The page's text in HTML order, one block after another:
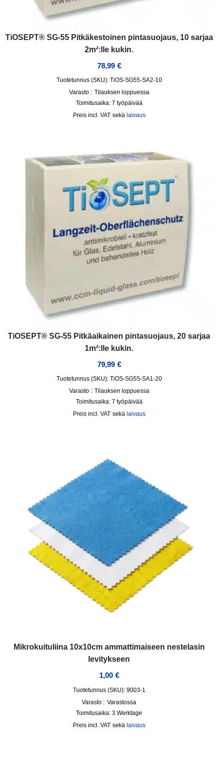
TiOSEPT® SG-55 Pitkäkestoinen pintasuojaus, 10 sarjaa
2m²:lle kukin.
78,99 €
Tuotetunnus (SKU): TiOS-SG55-SA2-10
Varasto : Tilauksen loppuessa
Toimitusaika: 7 työpäivää
incl. VAT sekä laivaus
TiOSEPT® SG-55 Pitkäaikainen pintasuojaus, 20 sarjaa
1m²:lle kukin.
79,99 €
Tuotetunnus (SKU): TiOS-SG55-SA1-20
Varasto : Tilauksen loppuessa
Toimitusaika: 7 työpäivää
incl. VAT sekä laivaus
Mikrokuituliina 10x10cm ammattimaiseen nestelasin
levitykseen
1,00 €
Tuotetunnus (SKU): 9003-1
Varasto : Varastossa
Toimitusaika: 3 Werktage
incl. VAT sekä laivaus